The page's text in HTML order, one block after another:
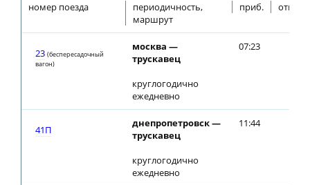
номер поезда
периодичность,
маршрут
приб. отпр.
23 (беспересадочный
вагон)
москва —
трускавец
круглогодично
ежедневно
07:23
41П
днепропетровск —
трускавец
круглогодично
ежедневно
11:44